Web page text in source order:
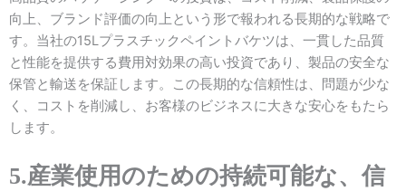
向上、ブランド評価の向上という形で報われる長期的な戦略で
す。当社の15Lプラスチックペイントバケツは、一貫した品質
と性能を提供する費用対効果の高い投資であり、製品の安全な
保管と輸送を保証します。この長期的な信頼性は、問題が少な
く、コストを削減し、お客様のビジネスに大きな安心をもたら
します。
5.産業使用のための持続可能な、信